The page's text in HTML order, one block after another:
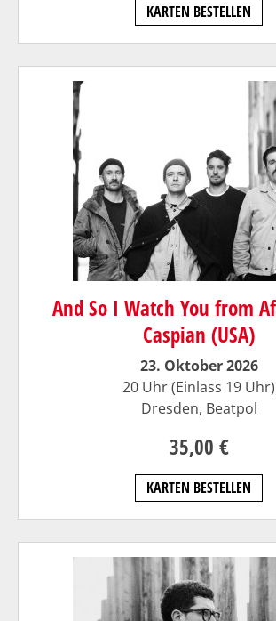
KARTEN BESTELLEN
And So I Watch You from
Caspian (USA)
23. Oktober 2026
20 Uhr (Einlass 19 Uhr)
Dresden, Beatpol
35,00 €
KARTEN BESTELLEN